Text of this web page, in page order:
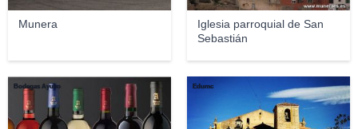
Munera
Iglesia parroquial de San
Sebastián
Bodegas Ayuso Edumc